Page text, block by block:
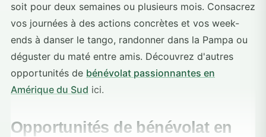
soit pour deux semaines ou plusieurs mois. Consacrez
vos journées à des actions concrètes et vos week-
ends à danser le tango, randonner dans la Pampa ou
déguster du maté entre amis. Découvrez d'autres
opportunités de bénévolat passionnantes en
Amérique du Sud ici.
Opportunités de bénévolat en